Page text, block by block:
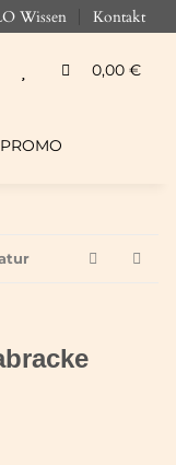
Wissen Kontakt
0,00 €
PROMO